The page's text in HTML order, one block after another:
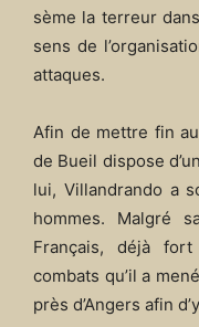
sème la terreur
sens de
attaques.
Afin de mettre fin
de Bueil dispose
lui, Villandrando a
hommes. Malgré
Français, déjà
combats qu’il a
près d’Angers afin